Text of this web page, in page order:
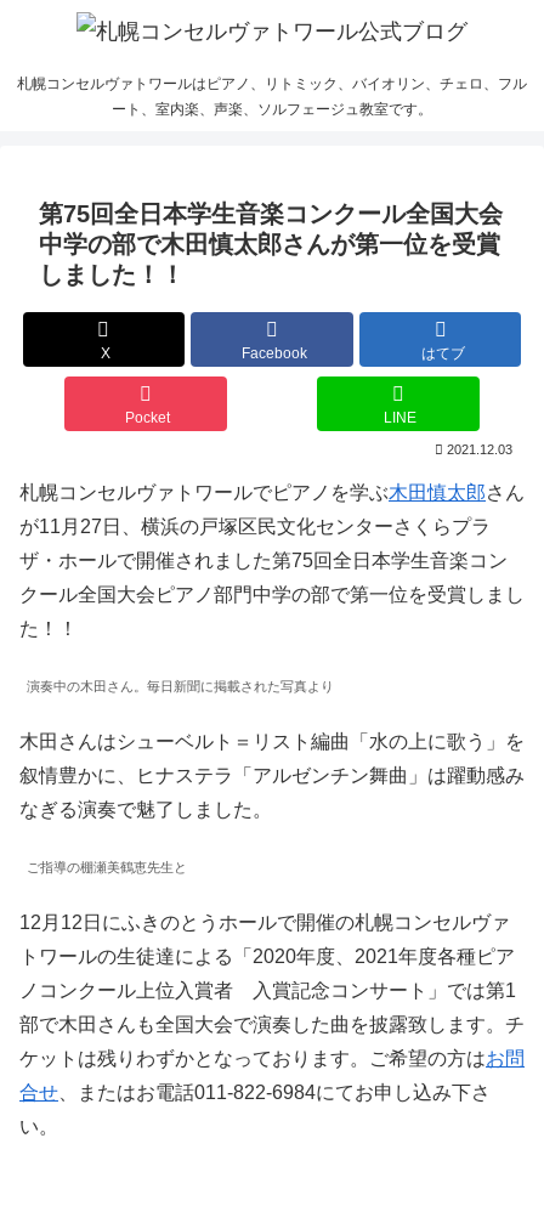
札幌コンセルヴァトワールはピアノ、リトミック、バイオリン、チェロ、フル
ート、室内楽、声楽、ソルフェージュ教室です。
第75回全日本学生音楽コンクール全国大会
中学の部で木田慎太郎さんが第一位を受賞
しました！！
X Facebook はてブ
Pocket LINE
2021.12.03
札幌コンセルヴァトワールでピアノを学ぶ木田慎太郎さん
が11月27日、横浜の戸塚区民文化センターさくらプラ
ザ・ホールで開催されました第75回全日本学生音楽コン
クール全国大会ピアノ部門中学の部で第一位を受賞しまし
た！！
演奏中の木田さん。毎日新聞に掲載された写真より
木田さんはシューベルト＝リスト編曲「水の上に歌う」を
叙情豊かに、ヒナステラ「アルゼンチン舞曲」は躍動感み
なぎる演奏で魅了しました。
ご指導の棚瀬美鶴恵先生と
12月12日にふきのとうホールで開催の札幌コンセルヴァ
トワールの生徒達による「2020年度、2021年度各種ピア
ノコンクール上位入賞者 入賞記念コンサート」では第1
部で木田さんも全国大会で演奏した曲を披露致します。チ
ケットは残りわずかとなっております。ご希望の方はお問
合せ 、またはお電話011-822-6984にてお申し込み下さ
い。